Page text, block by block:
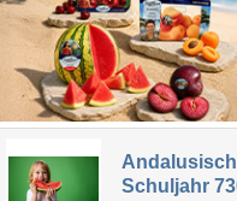
Schuljahr